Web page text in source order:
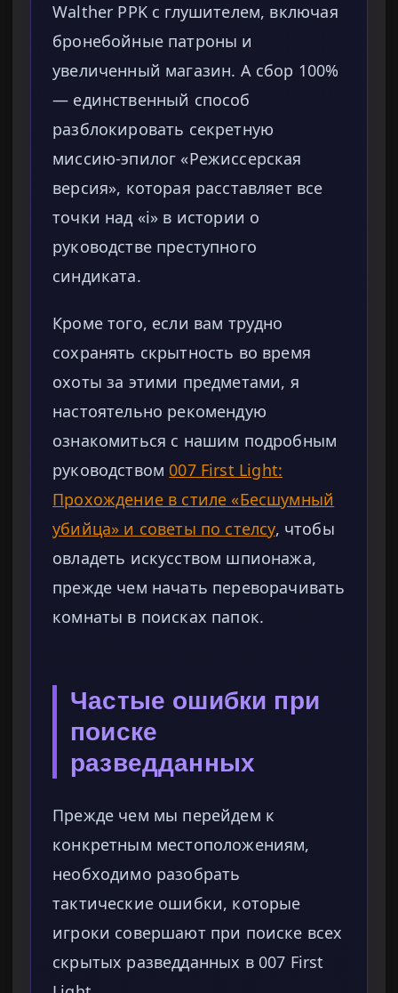
Walther PPK с глушителем, включая
бронебойные патроны и
увеличенный магазин. А сбор 100%
— единственный способ
разблокировать секретную
миссию-эпилог «Режиссерская
версия», которая расставляет все
точки над «i» в истории о
руководстве преступного
синдиката.
Кроме того, если вам трудно
сохранять скрытность во время
охоты за этими предметами, я
настоятельно рекомендую
ознакомиться с нашим подробным
руководством 007 First Light:
Прохождение в стиле «Бесшумный
убийца» и советы по стелсу, чтобы
овладеть искусством шпионажа,
прежде чем начать переворачивать
комнаты в поисках папок.
Частые ошибки при
поиске
разведданных
Прежде чем мы перейдем к
конкретным местоположениям,
необходимо разобрать
тактические ошибки, которые
игроки совершают при поиске всех
скрытых разведданных в 007 First